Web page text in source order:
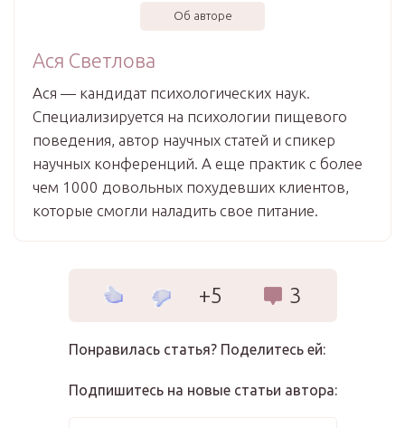
Об авторе
Ася Светлова
Ася — кандидат психологических наук.
Специализируется на психологии пищевого
поведения, автор научных статей и спикер
научных конференций. А еще практик с более
чем 1000 довольных похудевших клиентов,
которые смогли наладить свое питание.
+5 3
Понравилась статья? Поделитесь ей:
Подпишитесь на новые статьи автора: